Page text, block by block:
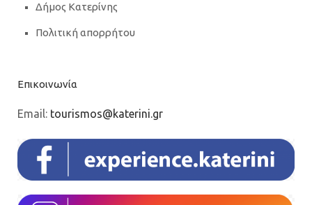
Δήμος Κατερίνης
Πολιτική απορρήτου
Επικοινωνία
Email: tourismos@katerini.gr